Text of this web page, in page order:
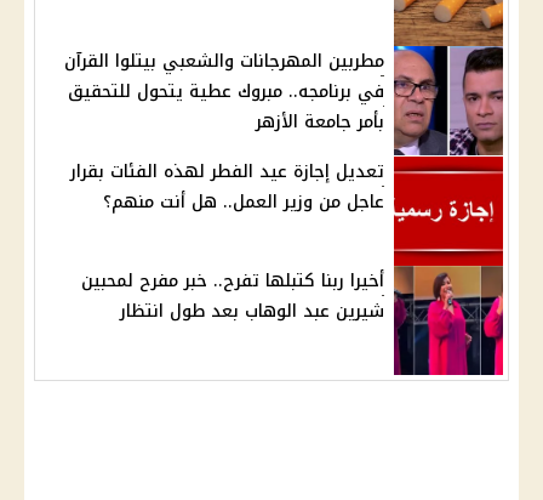
مطربين المهرجانات والشعبي بيتلوا القرآن
في برنامجه.. مبروك عطية يتحول للتحقيق
بأمر جامعة الأزهر
تعديل إجازة عيد الفطر لهذه الفئات بقرار
عاجل من وزير العمل.. هل أنت منهم؟
أخيرا ربنا كتبلها تفرح.. خبر مفرح لمحبين
شيرين عبد الوهاب بعد طول انتظار